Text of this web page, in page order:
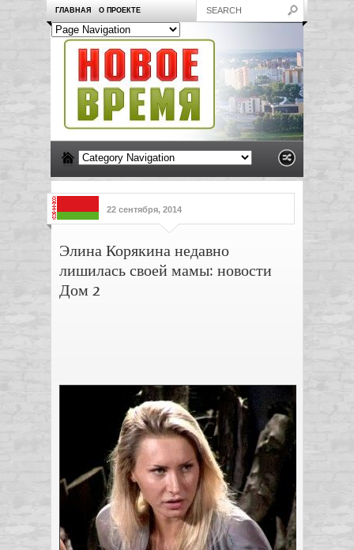
ГЛАВНАЯ О ПРОЕКТЕ
22 сентября, 2014
Элина Корякина недавно
лишилась своей мамы: новости
Дом 2